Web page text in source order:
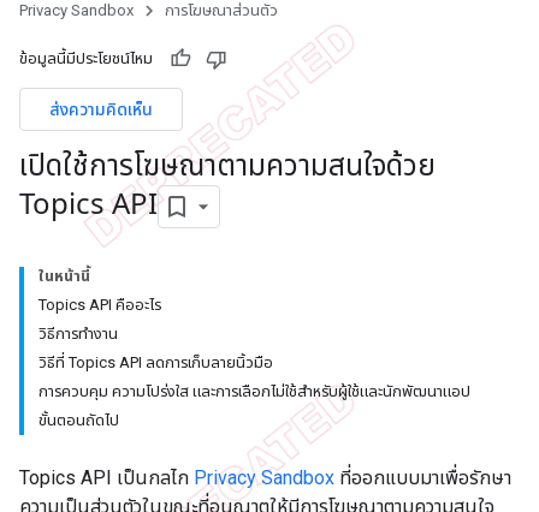
Privacy Sandbox การโฆษณาส่วนตัว
ข้อมูลนี้มีประโยชน์ไหม
ส่งความคิดเห็น
เปิดใช้การโฆษณาตามความสนใจด้วย
Topics API
ในหน้านี้
Topics API คืออะไร
วิธีการทำงาน
วิธีที่ Topics API ลดการเก็บลายนิ้วมือ
การควบคุม ความโปร่งใส และการเลือกไม่ใช้สำหรับผู้ใช้และนักพัฒนาแอป
ขั้นตอนถัดไป
Topics API เป็นกลไก Privacy Sandbox ที่ออกแบบมาเพื่อรักษา
ความเป็นส่วนตัวในขณะที่อนุญาตให้มีการโฆษณาตามความสนใจ